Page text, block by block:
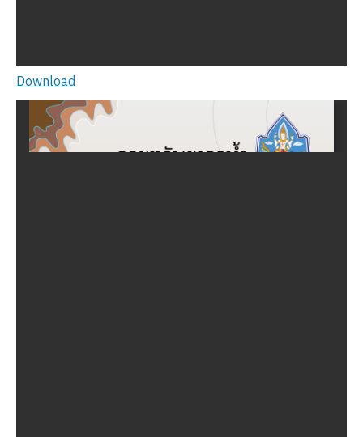
Download